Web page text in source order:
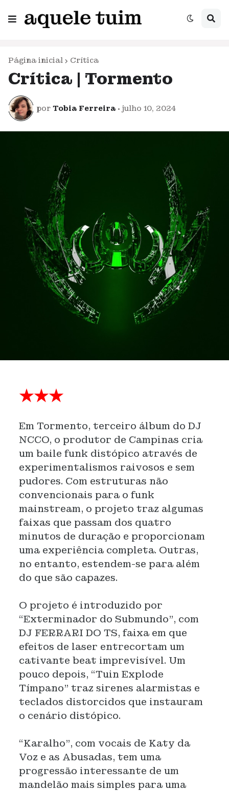
Página inicial Crítica
Crítica | Tormento
por Tobia Ferreira • julho 10, 2024
★★★
Em Tormento, terceiro álbum do DJ
NCCO, o produtor de Campinas cria
um baile funk distópico através de
experimentalismos raivosos e sem
pudores. Com estruturas não
convencionais para o funk
mainstream, o projeto traz algumas
faixas que passam dos quatro
minutos de duração e proporcionam
uma experiência completa. Outras,
no entanto, estendem-se para além
do que são capazes.
O projeto é introduzido por
“Exterminador do Submundo”, com
DJ FERRARI DO TS, faixa em que
efeitos de laser entrecortam um
cativante beat imprevisível. Um
pouco depois, “Tuin Explode
Tímpano” traz sirenes alarmistas e
teclados distorcidos que instauram
o cenário distópico.
“Karalho”, com vocais de Katy da
Voz e as Abusadas, tem uma
progressão interessante de um
mandelão mais simples para uma